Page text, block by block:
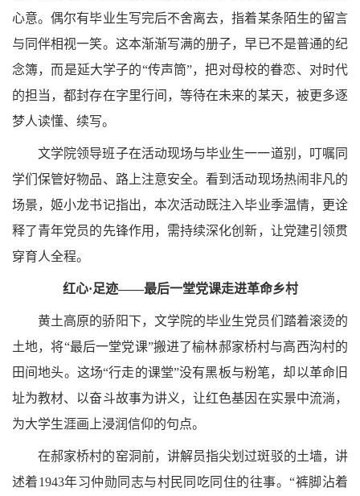
心意。偶尔有毕业生写完后不舍离去，指着某条陌生的留言
与同伴相视一笑。这本渐渐写满的册子，早已不是普通的纪
念簿，而是延大学子的“传声筒”，把对母校的眷恋、对时代
的担当，都封存在字里行间，等待在未来的某天，被更多逐
梦人读懂、续写。
文学院领导班子在活动现场与毕业生一一道别，叮嘱同
学们保管好物品、路上注意安全。看到活动现场热闹非凡的
场景，姬小龙书记指出，本次活动既注入毕业季温情，更诠
释了青年党员的先锋作用，需持续深化创新，让党建引领贯
穿育人全程。
红心·足迹——最后一堂党课走进革命乡村
黄土高原的骄阳下，文学院的毕业生党员们踏着滚烫的
土地，将“最后一堂党课”搬进了榆林郝家桥村与高西沟村的
田间地头。这场“行走的课堂”没有黑板与粉笔，却以革命旧
址为教材、以奋斗故事为讲义，让红色基因在实景中流淌，
为大学生涯画上浸润信仰的句点。
在郝家桥村的窑洞前，讲解员指尖划过斑驳的土墙，讲
述着1943年习仲勋同志与村民同吃同住的往事。“裤脚沾着